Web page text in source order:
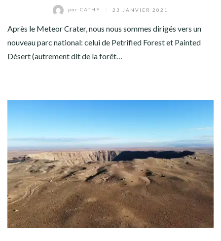
par CATHY 23 JANVIER 2021
Après le Meteor Crater, nous nous sommes dirigés vers un
nouveau parc national: celui de Petrified Forest et Painted
Désert (autrement dit de la forêt…